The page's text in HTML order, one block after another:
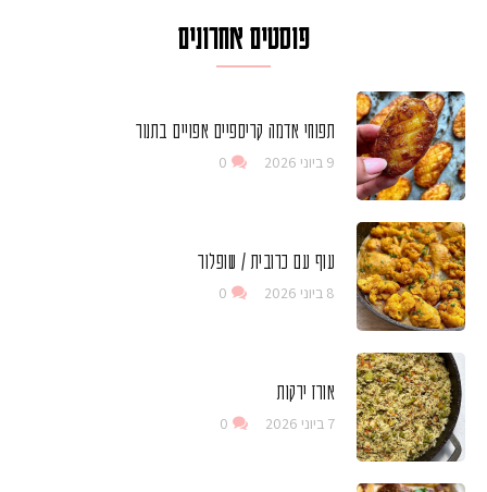
פוסטים אחרונים
תפוחי אדמה קריספיים אפויים בתנור
9 ביוני 2026 0
עוף עם כרובית / שופלור
8 ביוני 2026 0
אורז ירקות
7 ביוני 2026 0